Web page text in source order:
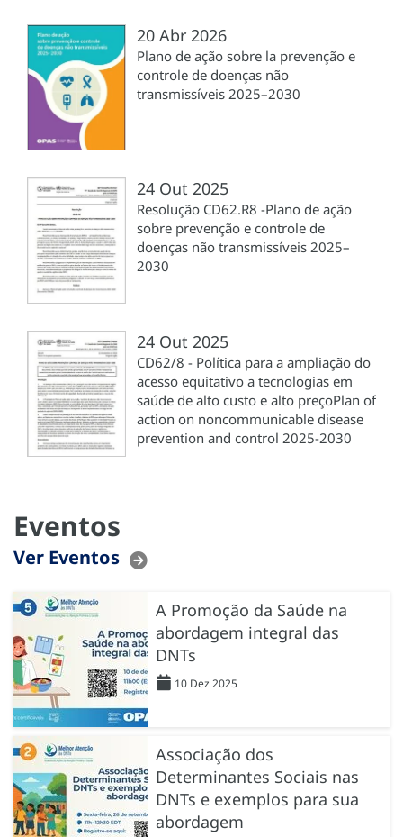
20 Abr 2026
Plano de ação sobre la prevenção e
controle de doenças não
transmissíveis 2025–2030
24 Out 2025
Resolução CD62.R8 -Plano de ação
sobre prevenção e controle de
doenças não transmissíveis 2025–
2030
24 Out 2025
CD62/8 - Política para a ampliação do
acesso equitativo a tecnologias em
saúde de alto custo e alto preçoPlan of
action on noncommunicable disease
prevention and control 2025-2030
Eventos
Ver Eventos
A Promoção da Saúde na
abordagem integral das
DNTs
10 Dez 2025
Associação dos
Determinantes Sociais nas
DNTs e exemplos para sua
abordagem